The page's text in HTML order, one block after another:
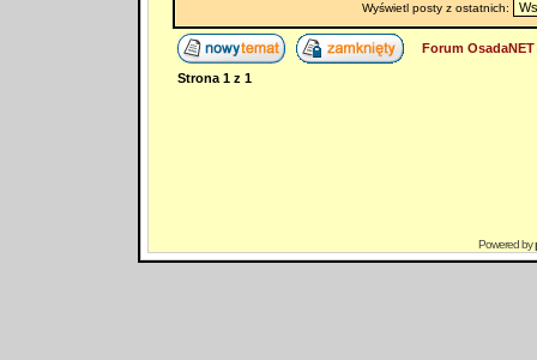
Wyświetl posty z ostatnich:
Forum
Strona 1z 1
Powered by